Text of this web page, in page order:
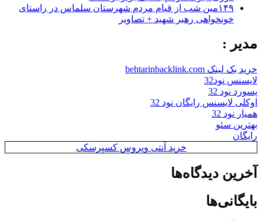
۱۴۹مین شب از قیام مردم شهرستان سلماس در راستای
خونخواهی رهبر شهید + تصاویر
مدیر :
خرید بک لینک behtarinbacklink.com
لایسنس نود32
پسورد نود 32
اوکلی لایسنس رایگان نود 32
همیار نود 32
بهترین سئو
رایگان
خرید آنتی ویروس کسپرسکی
آخرین دیدگاه‌ها
بایگانی‌ها